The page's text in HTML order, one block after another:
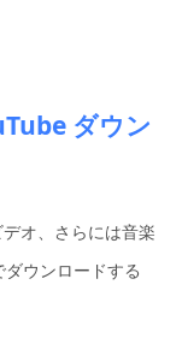
ダウン
オ、さらには音楽
ウンロードする